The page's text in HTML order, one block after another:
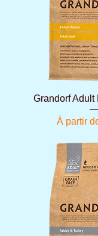
Grandorf Adult
À partir
Prix